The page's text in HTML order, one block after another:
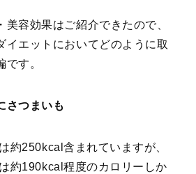
美容効果はご紹介できたので、
イエットにおいてどのように取
です。
さつまいも
約250kcal含まれていますが、
約190kcal程度のカロリーしか